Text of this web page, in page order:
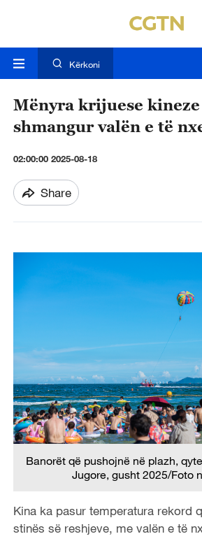
Kërkoni
Mënyra krijuese
shmangur valën e të
02:00:00 2025-08-18
Share
Banorët që pushojnë në plazh,
Jugore, gusht 2025/Foto
Kina ka pasur temperatura rekord
stinës së reshjeve, me valën e të